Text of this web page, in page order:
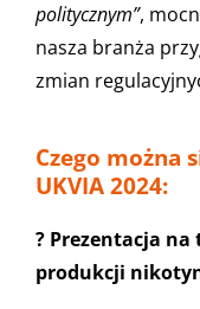
politycznym”,
nasza branża
zmian
Czego można
UKVIA 2024:
? Prezentacja na
produkcji